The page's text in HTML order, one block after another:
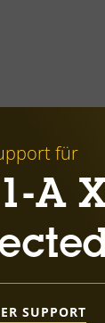
für
A
SUPPORT